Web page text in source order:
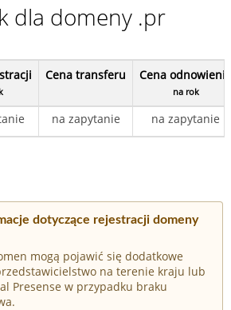
dla domeny .pr
Cena transferu Cena odnowienia
na rok
na zapytanie na zapytanie
dotyczące rejestracji domeny
mogą pojawić się dodatkowe
na terenie kraju lub
Presense w przypadku braku